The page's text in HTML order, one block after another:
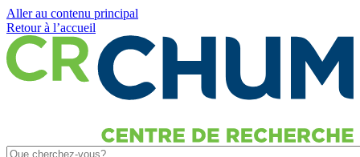
Aller au contenu principal
Retour à l’accueil